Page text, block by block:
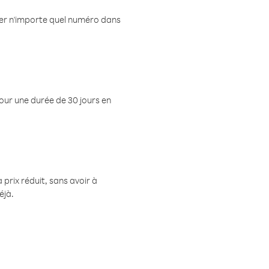
n'importe quel numéro dans
une durée de 30 jours en
prix réduit, sans avoir à